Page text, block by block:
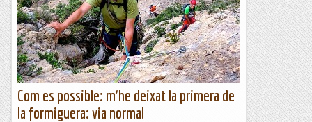
Com es possible: m'he deixat la primera de
la formiguera: via normal